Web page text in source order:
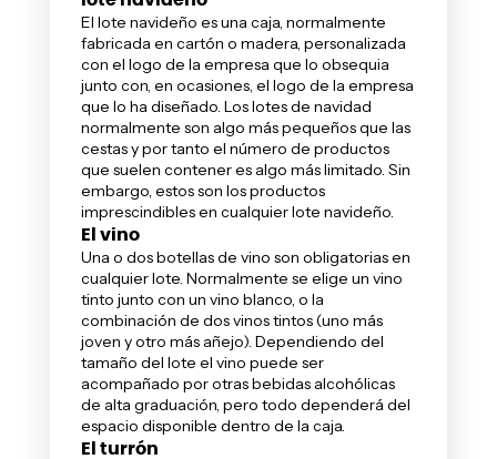
El lote navideño es una caja, normalmente
fabricada en cartón o madera, personalizada
con el logo de la empresa que lo obsequia
junto con, en ocasiones, el logo de la empresa
que lo ha diseñado. Los lotes de navidad
normalmente son algo más pequeños que las
cestas y por tanto el número de productos
que suelen contener es algo más limitado. Sin
embargo, estos son los productos
imprescindibles en cualquier lote navideño.
El vino
Una o dosbotellas de vino son obligatorias en
cualquier lote. Normalmente se elige un vino
tinto junto con un vino blanco, o la
combinación de dos vinos tintos (uno más
joven y otro más añejo). Dependiendo del
tamaño del lote el vino puede ser
acompañado por otras bebidas alcohólicas
de alta graduación, pero todo dependerá del
espacio disponible dentro de la caja.
El turrón